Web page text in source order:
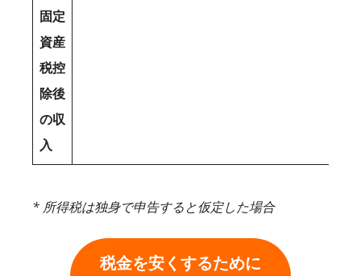
固定
資産
税控
除後
の収
入
* 所得税は独身で申告すると仮定した場合
税金を安くするために